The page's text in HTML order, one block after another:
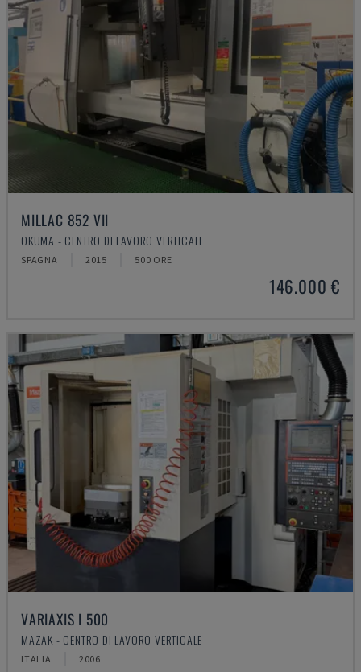
MILLAC 852 VII
OKUMA - CENTRO DI LAVORO VERTICALE
SPAGNA 2015 500 ORE
146.000 €
VARIAXIS I 500
MAZAK - CENTRO DI LAVORO VERTICALE
ITALIA 2006